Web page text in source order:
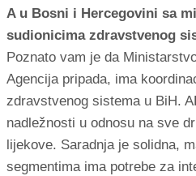
A u Bosni i Hercegovini sa
sudionicima zdravstvenog
Poznato vam je da
Agencija pripada, ima
zdravstvenog sistema u BiH.
nadležnosti u odnosu na sve
lijekove. Saradnja je solidna,
segmentima ima potrebe za